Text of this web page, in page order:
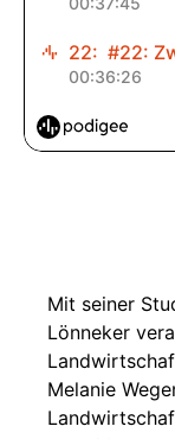
Mit seiner
Lönneker
Melanie